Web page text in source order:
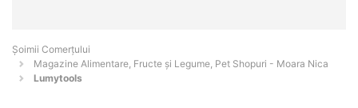
Șoimii Comerțului
Magazine Alimentare, Fructe și Legume, Pet Shopuri - Moara Nica
Lumytools